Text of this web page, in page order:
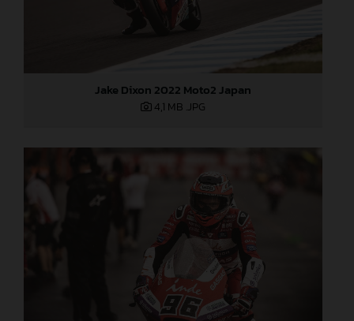
Jake Dixon 2022 Moto2 Japan
4,1 MB .JPG